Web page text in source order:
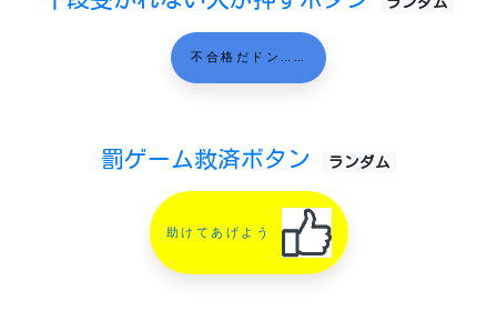
不合格だドン……
罰ゲーム救済ボタン ランダム
助けてあげよう